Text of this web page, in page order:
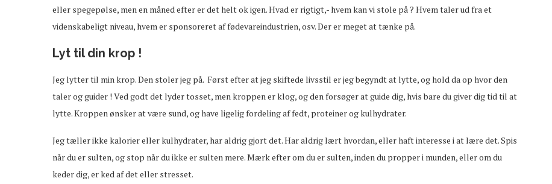
eller spegepølse, men en måned efter er det helt ok igen. Hvad er rigtigt,- hvem kan vi stole på ? Hvem taler ud fra et
videnskabeligt niveau, hvem er sponsoreret af fødevareindustrien, osv. Der er meget at tænke på.
Lyt til din krop !
Jeg lytter til min krop. Den stoler jeg på. Først efter at jeg skiftede livsstil er jeg begyndt at lytte, og hold da op hvor den
taler og guider ! Ved godt det lyder tosset, men kroppen er klog, og den forsøger at guide dig, hvis bare du giver dig tid til at
lytte. Kroppen ønsker at være sund, og have ligelig fordeling af fedt, proteiner og kulhydrater.
Jeg tæller ikke kalorier eller kulhydrater, har aldrig gjort det. Har aldrig lært hvordan, eller haft interesse i at lære det. Spis
når du er sulten, og stop når du ikke er sulten mere. Mærk efter om du er sulten, inden du propper i munden, eller om du
keder dig, er ked af det eller stresset.